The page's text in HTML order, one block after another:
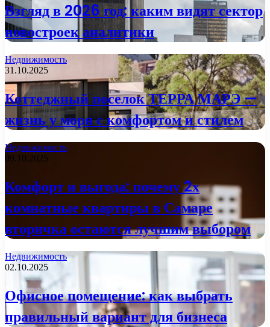
Взгляд в 2026 год: каким видят сектор
новостроек аналитики
Недвижимость
31.10.2025
Коттеджный поселок ТЕРРА МАРЭ —
жизнь у моря с комфортом и стилем
Недвижимость
09.10.2025
Комфорт и выгода: почему 2х
комнатные квартиры в Самаре
вторичка остаются лучшим выбором
Недвижимость
02.10.2025
Офисное помещение: как выбрать
правильный вариант для бизнеса